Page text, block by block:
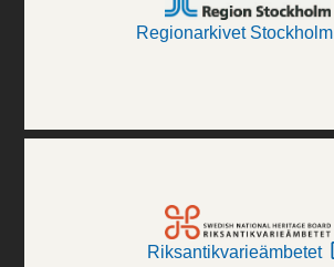
Regionarkivet Stockholm
Riksantikvarieämbetet